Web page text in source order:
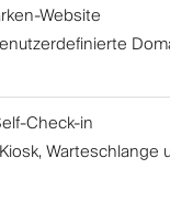
Website
Check-in
Warteschlange